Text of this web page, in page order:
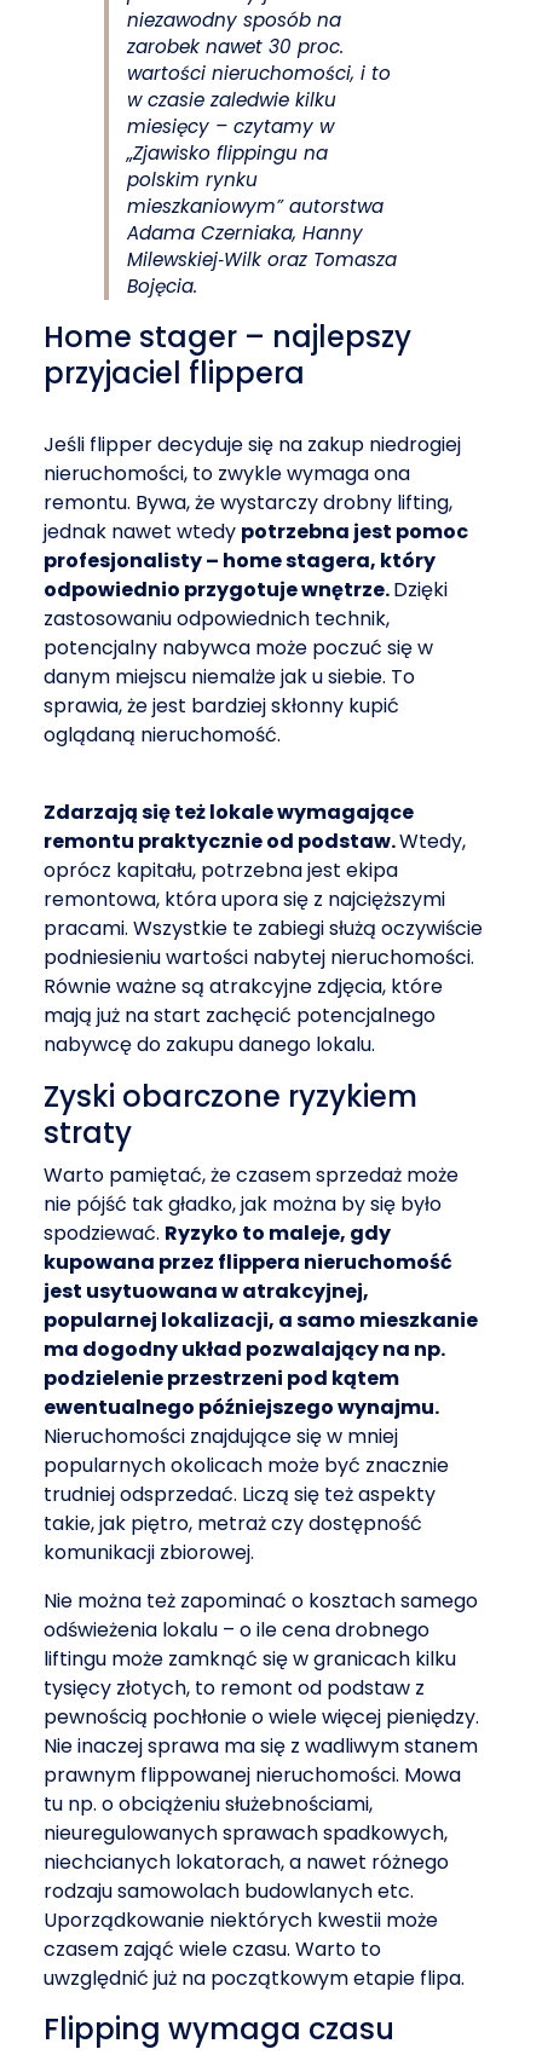
niezawodny sposób na
zarobek nawet 30 proc.
wartości nieruchomości, i to
w czasie zaledwie kilku
miesięcy – czytamy w
„Zjawisko flippingu na
polskim rynku
mieszkaniowym” autorstwa
Adama Czerniaka, Hanny
Milewskiej‐Wilk oraz Tomasza
Bojęcia.
Home stager – najlepszy
przyjaciel flippera
Jeśli flipper decyduje się na zakup niedrogiej
nieruchomości, to zwykle wymaga ona
remontu. Bywa, że wystarczy drobny lifting,
jednak nawet wtedy potrzebna jest pomoc
profesjonalisty – home stagera, który
odpowiednio przygotuje wnętrze.Dzięki
zastosowaniu odpowiednich technik,
potencjalny nabywca może poczuć się w
danym miejscu niemalże jak u siebie. To
sprawia, że jest bardziej skłonny kupić
oglądaną nieruchomość.
Zdarzają się też lokale wymagające
remontu praktycznie od podstaw.Wtedy,
oprócz kapitału, potrzebna jest ekipa
remontowa, która upora się z najcięższymi
pracami. Wszystkie te zabiegi służą oczywiście
podniesieniu wartości nabytej nieruchomości.
Równie ważne są atrakcyjne zdjęcia, które
mają już na start zachęcić potencjalnego
nabywcę do zakupu danego lokalu.
Zyski obarczone ryzykiem
straty
Warto pamiętać, że czasem sprzedaż może
nie pójść tak gładko, jak można by się było
spodziewać. Ryzyko to maleje, gdy
kupowana przez flippera nieruchomość
jest usytuowana w atrakcyjnej,
popularnej lokalizacji, a samo mieszkanie
ma dogodny układ pozwalający na np.
podzielenie przestrzeni pod kątem
ewentualnego późniejszego wynajmu.
Nieruchomości znajdujące się w mniej
popularnych okolicach może być znacznie
trudniej odsprzedać. Liczą się też aspekty
takie, jak piętro, metraż czy dostępność
komunikacji zbiorowej.
Nie można też zapominać o kosztach samego
odświeżenia lokalu – o ile cena drobnego
liftingu może zamknąć się w granicach kilku
tysięcy złotych, to remont od podstaw z
pewnością pochłonie o wiele więcej pieniędzy.
Nie inaczej sprawa ma się z wadliwym stanem
prawnym flippowanej nieruchomości. Mowa
tu np. o obciążeniu służebnościami,
nieuregulowanych sprawach spadkowych,
niechcianych lokatorach, a nawet różnego
rodzaju samowolach budowlanych etc.
Uporządkowanie niektórych kwestii może
czasem zająć wiele czasu. Warto to
uwzględnić już na początkowym etapie flipa.
Flipping wymaga czasu